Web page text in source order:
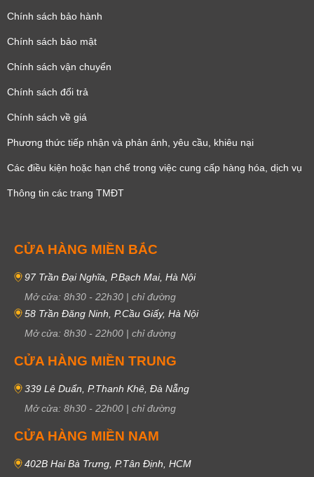
Chính sách bảo hành
Chính sách bảo mật
Chính sách vận chuyển
Chính sách đổi trả
Chính sách về giá
Phương thức tiếp nhận và phản ánh, yêu cầu, khiêu nại
Các điều kiện hoặc hạn chế trong việc cung cấp hàng hóa, dịch vụ
Thông tin các trang TMĐT
CỬA HÀNG MIỀN BẮC
97 Trần Đại Nghĩa, P.Bạch Mai, Hà Nội
Mở cửa: 8h30 - 22h30 | chỉ đường
58 Trần Đăng Ninh, P.Cầu Giấy, Hà Nội
Mở cửa: 8h30 - 22h00 | chỉ đường
CỬA HÀNG MIỀN TRUNG
339 Lê Duẩn, P.Thanh Khê, Đà Nẵng
Mở cửa: 8h30 - 22h00 | chỉ đường
CỬA HÀNG MIỀN NAM
402B Hai Bà Trưng, P.Tân Định, HCM